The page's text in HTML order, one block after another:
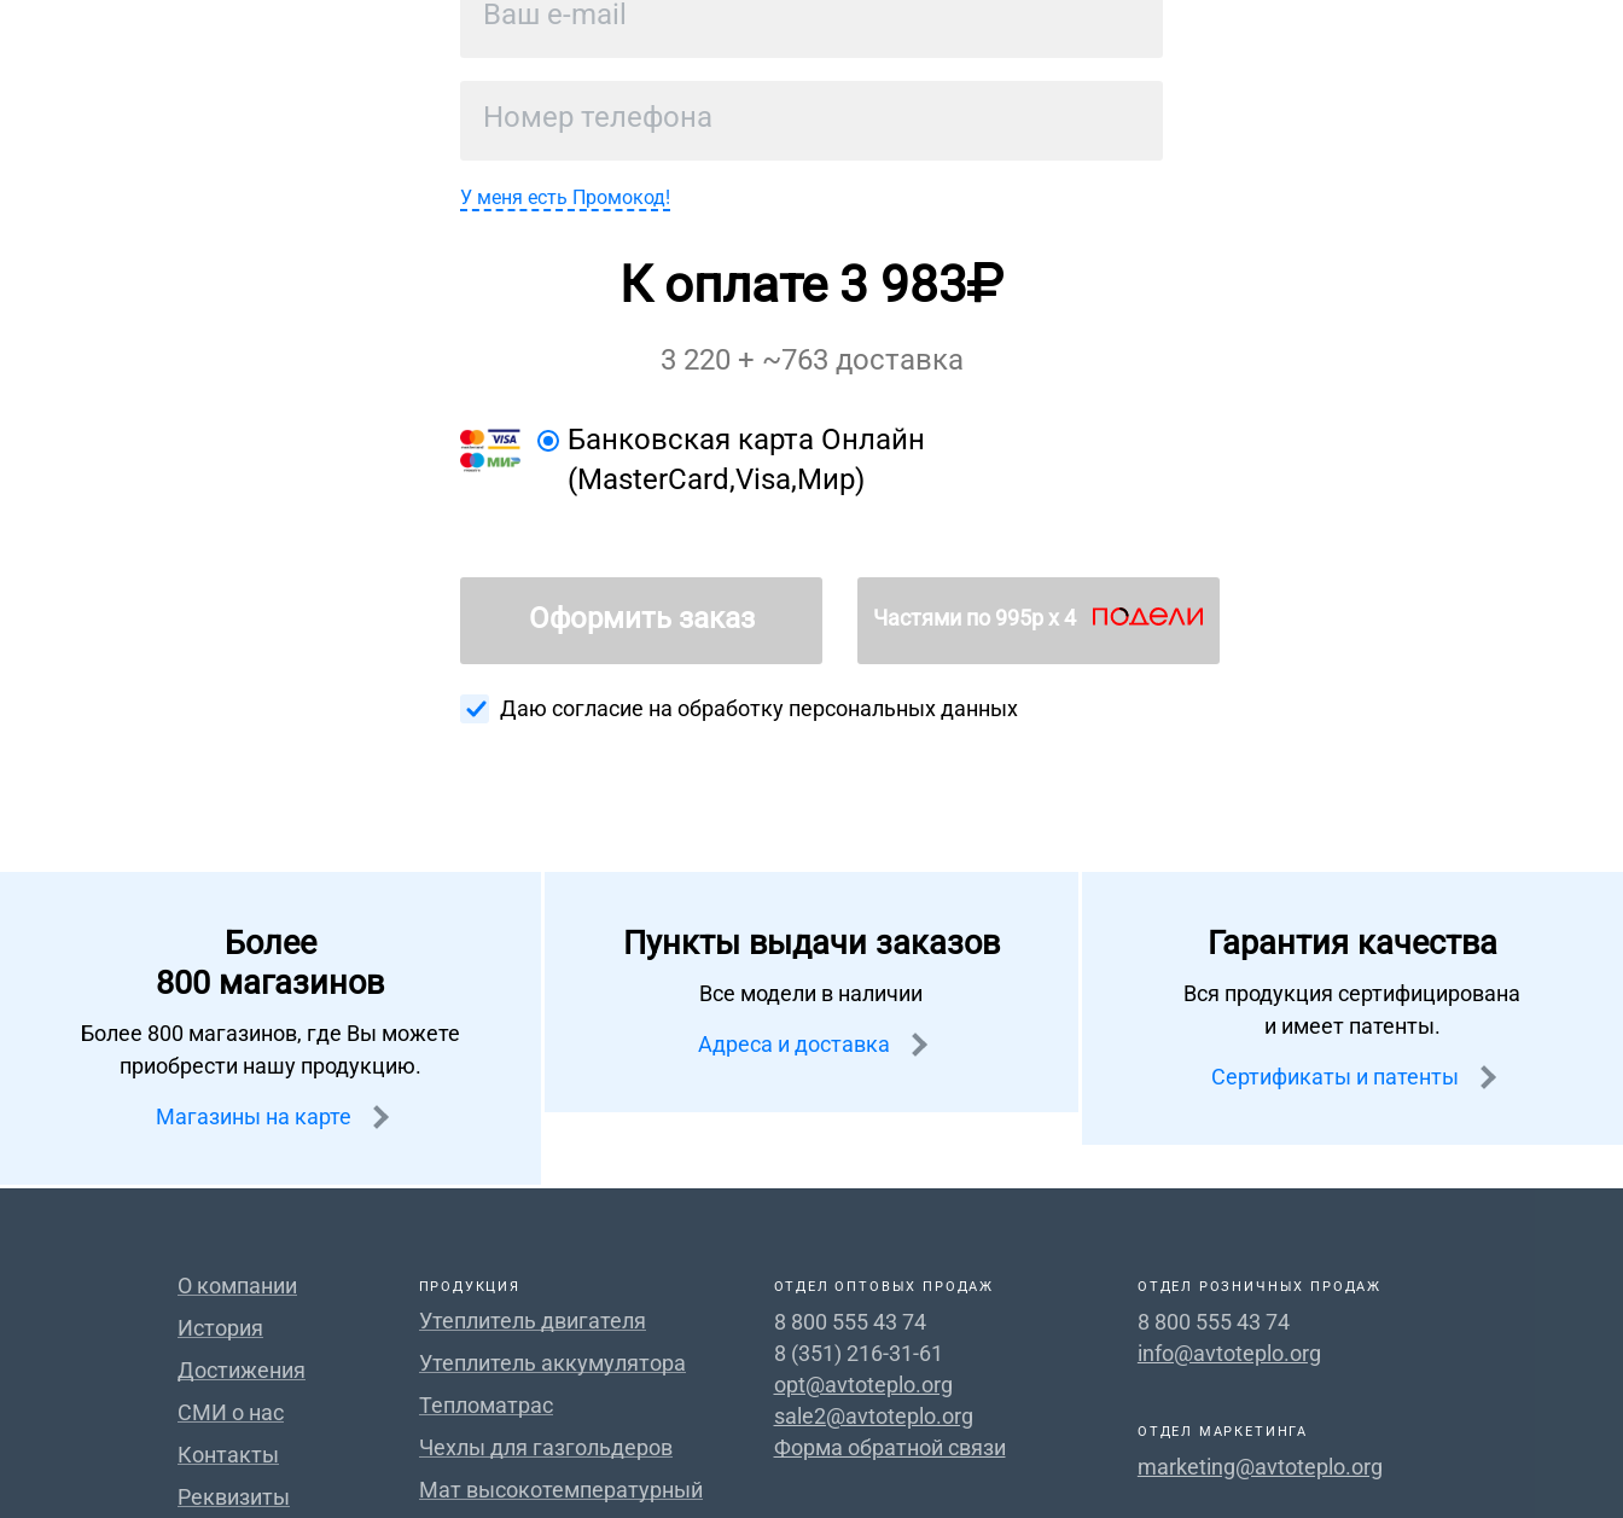
У меня есть Промокод!
К оплате 3 983
3 220 + ~763 доставка
Банковская карта Онлайн
(MasterCard,Visa,Мир)
Оформить заказ Частями по 995р х 4
Даю согласие на обработку персональных данных
Более
800 магазинов
Более 800 магазинов, где Вы можете
приобрести нашу продукцию.
Магазины на карте
Пункты выдачи заказов
Все модели в наличии
Адреса и доставка
Гарантия качества
Вся продукция сертифицирована
и имеет патенты.
Сертификаты и патенты
О компании
История
Достижения
СМИ о нас
Контакты
Реквизиты
ПРОДУКЦИЯ
Утеплитель двигателя
Утеплитель аккумулятора
Тепломатрас
Чехлы для газгольдеров
Мат высокотемпературный
ОТДЕЛ ОПТОВЫХ ПРОДАЖ
8 800 555 43 74
8 (351) 216-31-61
opt@avtoteplo.org
sale2@avtoteplo.org
Форма обратной связи
ОТДЕЛ РОЗНИЧНЫХ ПРОДАЖ
8 800 555 43 74
info@avtoteplo.org
ОТДЕЛ МАРКЕТИНГА
marketing@avtoteplo.org